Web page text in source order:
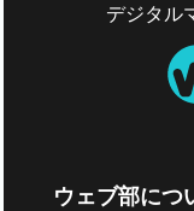
デジタル
ウェブ部につ